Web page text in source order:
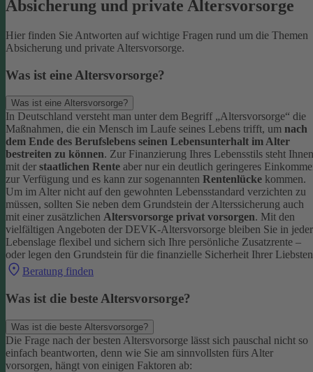
Absicherung und private Altersvorsorge
Hier finden Sie Antworten auf wichtige Fragen rund um die Themen
Absicherung und private Altersvorsorge.
Was ist eine Altersvorsorge?
Was ist eine Altersvorsorge?
In Deutschland versteht man unter dem Begriff „Altersvorsorge“ die
Maßnahmen, die ein Mensch im Laufe seines Lebens trifft, um nach
dem Ende des Berufslebens seinen Lebensunterhalt im Alter
bestreiten zu können. Zur Finanzierung Ihres Lebensstils steht Ihnen
mit der staatlichen Rente aber nur ein deutlich geringeres
zur Verfügung und es kann zur sogenannten Rentenlücke kommen.
Um im Alter nicht auf den gewohnten Lebensstandard verzichten zu
müssen, sollten Sie neben dem Grundstein der Alterssicherung auch
mit einer zusätzlichen Altersvorsorge privat vorsorgen. Mit den
vielfältigen Angeboten der DEVK-Altersvorsorge bleiben Sie in jeder
Lebenslage flexibel und sichern sich Ihre persönliche Zusatzrente –
oder legen den Grundstein für die finanzielle Sicherheit Ihrer
Beratung finden
Was ist die beste Altersvorsorge?
Was ist die beste Altersvorsorge?
Die Frage nach der besten Altersvorsorge lässt sich pauschal nicht so
einfach beantworten, denn wie Sie am sinnvollsten fürs Alter
vorsorgen, hängt von einigen Faktoren ab: